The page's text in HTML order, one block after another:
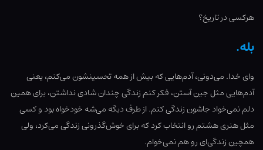
هرکسی در تاریخ؟
بله.
وای خدا. می‌دونی، آدم‌هایی که بیش از همه تحسینشون می‌کنم، یعنی
آدم‌هایی مثل جین آستن، فکر کنم زندگی چندان شادی نداشتن، برای همین
دلم نمی‌خواد جاشون زندگی کنم. از طرف دیگه می‌شه خودخواه بود و کسی
مثل هنری هشتم رو انتخاب کرد که برای خوش‌گذرونی زندگی می‌کرد، ولی
همچین زندگی‌ای رو هم نمی‌خوام.